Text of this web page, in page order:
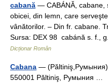
cabană — CABÁNĂ, cabane,
obicei, din lemn, care
vânătorilor. – Din fr. cabane.
Sursa: DEX 98 cabánă s. f.,
Dicționar Român
Cabana — (Păltiniş,Румыния)
550001 Păltiniş, Румыния …